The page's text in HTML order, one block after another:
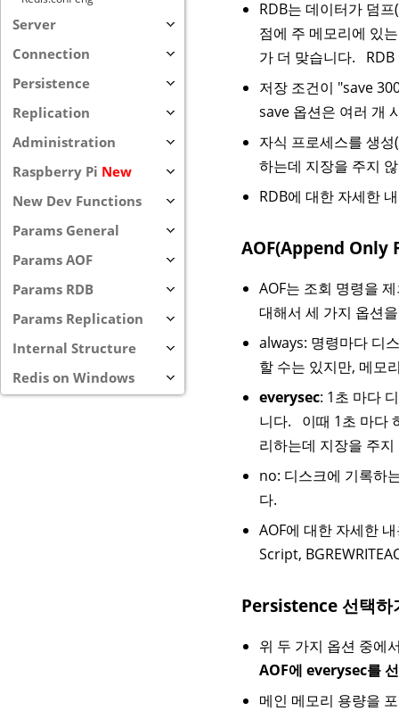
Server
Connection
Persistence
Replication
Administration
Raspberry Pi New
New Dev Functions
Params General
Params AOF
Params RDB
Params Replication
Internal Structure
Redis on Windows
RDB는 데이터가 덤
점에 주 메모리에 있
가 더 맞습니다.
저장 조건이 "save
save 옵션은 여러 개
자식 프로세스를 생
하는데 지장을 주지
RDB에 대한 자세한
AOF(Append Only
AOF는 조회 명령을
대해서 세 가지 옵션
always: 명령마다 디
할 수는 있지만, 메모
everysec: 1초 마다
니다. 이때 1초 마다
리하는데 지장을 주
no: 디스크에 기록하
다.
AOF에 대한 자세한
Script,
Persistence 선택하
위 두 가지 옵션 중에
AOF에 everysec를
메인 메모리 용량을